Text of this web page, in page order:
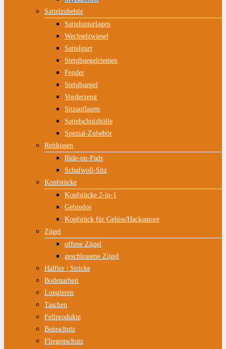
Sattelzubehör
Sattelunterlagen
Wechselzwiesel
Sattelgurt
Steigbuegelriemen
Fender
Steigbuegel
Vorderzeug
Sitzauflagen
Sattelschutzhülle
Spezial-Zubehör
Reitkissen
Ride-on-Pads
Schafwoll-Sitz
Kopfstücke
Kopfstücke 2-in-1
Gebisslos
Kopfstück für Gebiss/Hackamore
Zügel
offene Zügel
geschlossene Zügel
Halfter | Stricke
Bodenarbeit
Longieren
Taschen
Fellprodukte
Beinschutz
Fliegenschutz